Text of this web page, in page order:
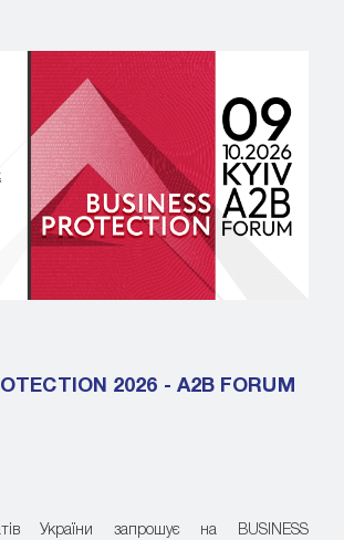
2026 - A2B FORUM
України запрошує на BUSINESS